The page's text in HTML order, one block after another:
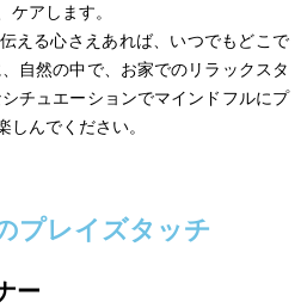
ケアします。
える心さえあれば、いつでもどこで
自然の中で、お家でのリラックスタ
チュエーションでマインドフルにプ
しんでください。
プレイズタッチ
ー